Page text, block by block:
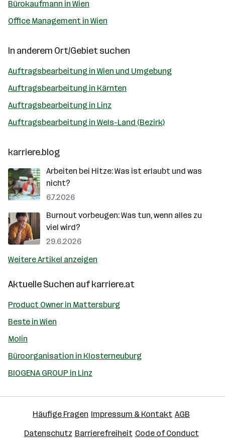
Bürokaufmann in Wien
Office Management in Wien
In anderem Ort/Gebiet suchen
Auftragsbearbeitung in Wien und Umgebung
Auftragsbearbeitung in Kärnten
Auftragsbearbeitung in Linz
Auftragsbearbeitung in Wels-Land (Bezirk)
karriere.blog
Arbeiten bei Hitze: Was ist erlaubt und was
nicht?
6.7.2026
Burnout vorbeugen: Was tun, wenn alles zu
viel wird?
29.6.2026
Weitere Artikel anzeigen
Aktuelle Suchen aufkarriere.at
Product Owner in Mattersburg
Beste in Wien
Molin
Büroorganisation in Klosterneuburg
BIOGENA GROUP in Linz
Häufige Fragen Impressum & Kontakt AGB
Datenschutz Barrierefreiheit Code of Conduct